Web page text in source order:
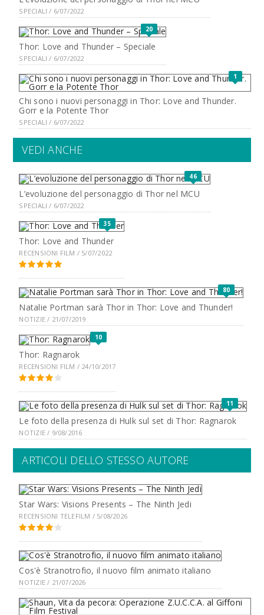
SPECIALI / 6/07/2022
20
Thor: Love and Thunder – Speciale
SPECIALI / 6/07/2022
1
Chi sono i nuovi personaggi in Thor: Love and Thunder.
Gorr e la Potente Thor
SPECIALI / 6/07/2022
VEDI ANCHE
46
L’evoluzione del personaggio di Thor nel MCU
SPECIALI / 6/07/2022
35
Thor: Love and Thunder
RECENSIONI FILM / 5/07/2022
80
Natalie Portman sarà Thor in Thor: Love and Thunder!
NOTIZIE / 21/07/2019
10
Thor: Ragnarok
RECENSIONI FILM / 24/10/2017
11
Le foto della presenza di Hulk sul set di Thor: Ragnarok
NOTIZIE / 9/08/2016
ARTICOLI DELLO STESSO AUTORE
Star Wars: Visions Presents – The Ninth Jedi
RECENSIONI TELEFILM / 5/08/2026
Cos'è Stranotrofio, il nuovo film animato italiano
NOTIZIE / 21/07/2026